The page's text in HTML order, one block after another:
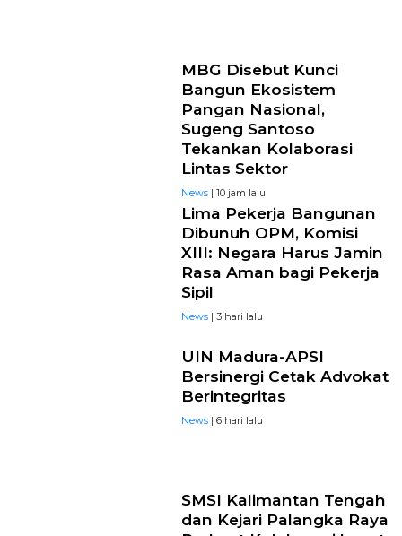
MBG Disebut Kunci
Bangun Ekosistem
Pangan Nasional,
Sugeng Santoso
Tekankan Kolaborasi
Lintas Sektor
News| 10 jam lalu
Lima Pekerja Bangunan
Dibunuh OPM, Komisi
XIII: Negara Harus Jamin
Rasa Aman bagi Pekerja
Sipil
News| 3 hari lalu
UIN Madura-APSI
Bersinergi Cetak Advokat
Berintegritas
News| 6 hari lalu
SMSI Kalimantan Tengah
dan Kejari Palangka Raya